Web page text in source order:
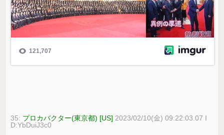
35: プロカバクター(東京都) [US] 2023/02/10(金) 09:22:03.07 I
D:YbDuiJ3c0